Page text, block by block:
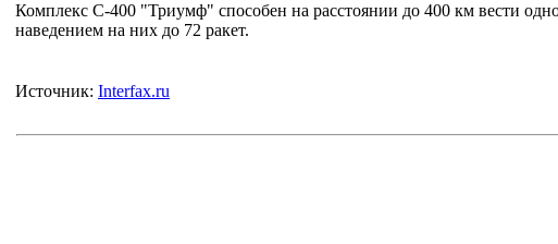
Комплекс С-400 "Триумф" способен на расстоянии до 400 км вести
наведением на них до 72 ракет.
Источник: Interfax.ru